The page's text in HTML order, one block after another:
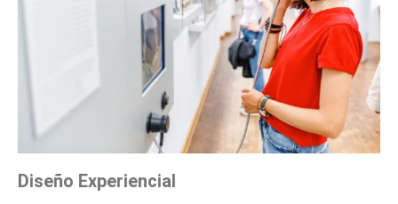
Diseño Experiencial